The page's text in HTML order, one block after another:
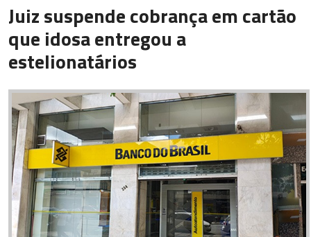
Juiz suspende cobrança em cartão
que idosa entregou a
estelionatários